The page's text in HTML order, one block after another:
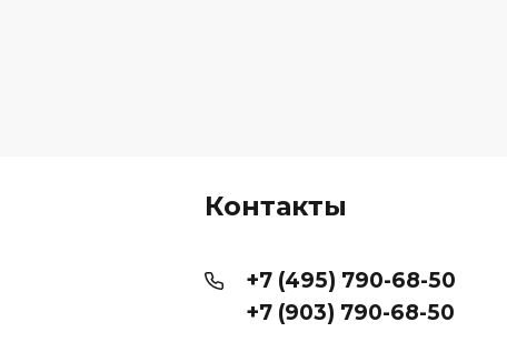
Контакты
+7 (495) 790-68-50
+7 (903) 790-68-50